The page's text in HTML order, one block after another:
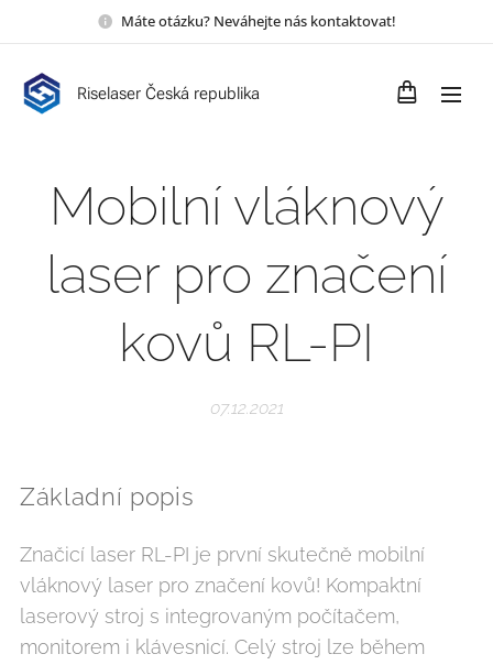
Máte otázku? Neváhejte nás kontaktovat!
Riselaser Česká republika
Mobilní vláknový
laser pro značení
kovů RL-PI
07.12.2021
Základní popis
Značicí laser RL-PI je první skutečně mobilní
vláknový laser pro značení kovů! Kompaktní
laserový stroj s integrovaným počítačem,
monitorem i klávesnicí. Celý stroj lze během